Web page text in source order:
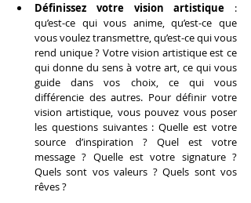
Définissez votre vision artistique :
qu’est-ce qui vous anime, qu’est-ce que
vous voulez transmettre, qu’est-ce qui vous
rend unique ? Votre vision artistique est ce
qui donne du sens à votre art, ce qui vous
guide dans vos choix, ce qui vous
différencie des autres. Pour définir votre
vision artistique, vous pouvez vous poser
les questions suivantes : Quelle est votre
source d’inspiration ? Quel est votre
message ? Quelle est votre signature ?
Quels sont vos valeurs ? Quels sont vos
rêves ?